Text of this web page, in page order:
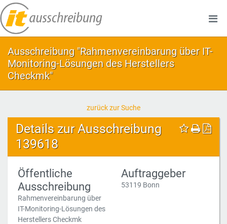
Ausschreibung "Rahmenvereinbarung über IT-
Monitoring-Lösungen des Herstellers
Checkmk"
zurück zur Suche
Details zur Ausschreibung
139618
Öffentliche
Ausschreibung
Rahmenvereinbarung über
IT-Monitoring-Lösungen des
Herstellers Checkmk
Auftraggeber
53119 Bonn